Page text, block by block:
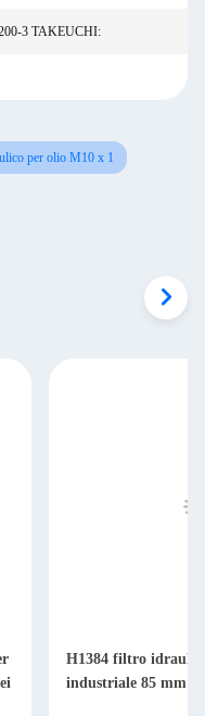
3 TAKEUCHI:
per olio M10 x 1
H1384 filtro
industriale 85 mm